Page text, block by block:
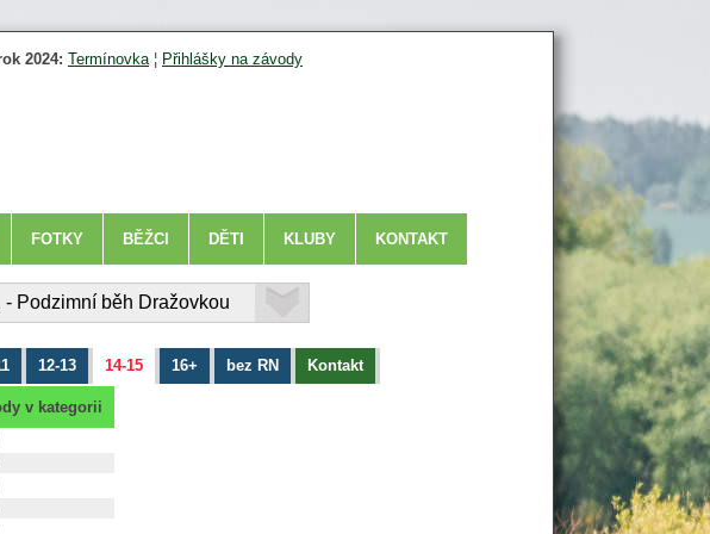
2024: Termínovka¦ Přihlášky na závody
FOTKY BĚŽCI DĚTI KLUBY KONTAKT
12-13 14-15 16+ bez RN Kontakt
v kategorii